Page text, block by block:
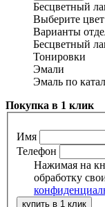
Бесцветный
Выберите
Варианты
Бесцветный
Тонировки
Эмали
Эмаль по
Покупка в 1 клик
Имя
Телефон
Нажимая на
обработку